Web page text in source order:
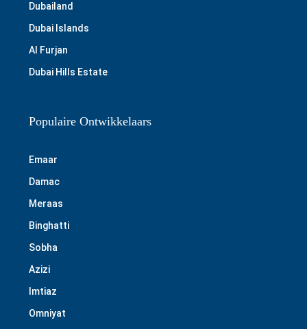
Dubailand
Dubai Islands
Al Furjan
Dubai Hills Estate
Populaire Ontwikkelaars
Emaar
Damac
Meraas
Binghatti
Sobha
Azizi
Imtiaz
Omniyat